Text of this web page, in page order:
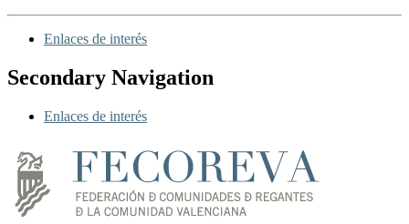
Enlaces de interés
Secondary Navigation
Enlaces de interés